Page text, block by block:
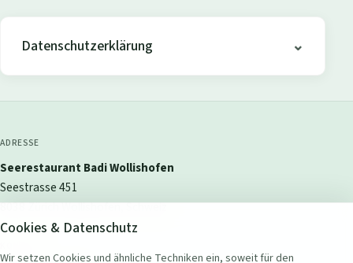
Datenschutzerklärung
ADRESSE
Seerestaurant Badi Wollishofen
Seestrasse 451
8038 Zürich Wollishofen, Schweiz
Cookies & Datenschutz
Wir setzen Cookies und ähnliche Techniken ein, soweit für den